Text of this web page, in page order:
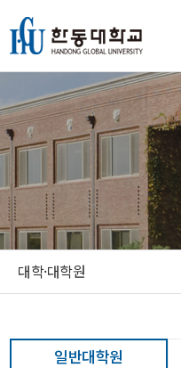
대학·대학원
일반대학원